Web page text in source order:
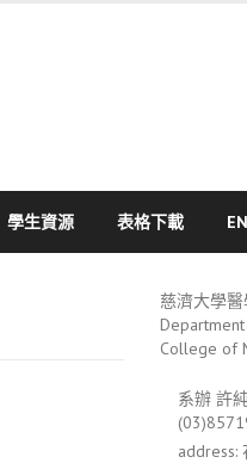
學生資源 表格下載
慈濟大學
College of
系辦 許
address: